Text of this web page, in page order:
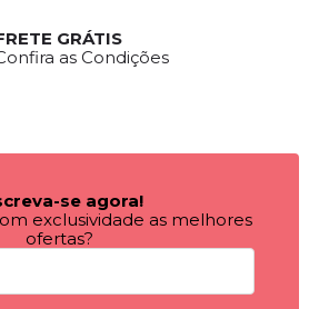
GRÁTIS
as Condições
se agora!
exclusividade as melhores
ofertas?